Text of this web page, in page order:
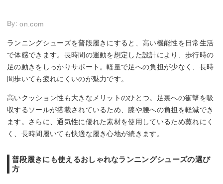
By:on.com
ランニングシューズを普段履きにすると、高い機能性を日常生活
で体感できます。長時間の運動を想定した設計により、歩行時の
足の動きをしっかりサポート。軽量で足への負担が少なく、長時
間歩いても疲れにくいのが魅力です。
高いクッション性も大きなメリットのひとつ。足裏への衝撃を吸
収するソールが搭載されているため、膝や腰への負担を軽減でき
ます。さらに、通気性に優れた素材を使用しているため蒸れにく
く、長時間履いても快適な履き心地が続きます。
普段履きにも使えるおしゃれなランニングシューズの選び
方